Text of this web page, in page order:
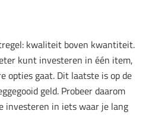
kwaliteit boven kwantiteit.
kunt investeren in één item,
opties gaat. Dit laatste is op de
geld. Probeer daarom
investeren in iets waar je lang